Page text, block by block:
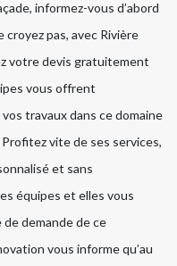
informez-vous d’abord
pas, avec Rivière
votre devis gratuitement
vous offrent
travaux dans ce domaine
vite de ses services,
et sans
équipes et elles vous
demande de ce
vous informe qu’au